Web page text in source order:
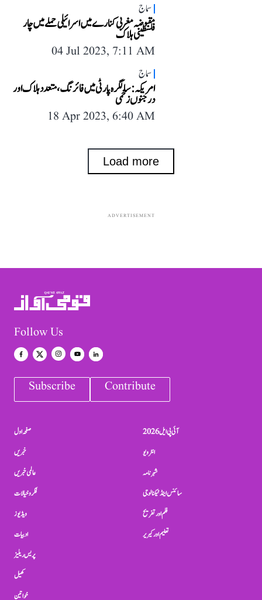
سماج
مقبوضہ مغربی کنارے میں اسرائیلی حملے میں چار
فلسطینی ہلاک
04 Jul 2023, 7:11 AM
سماج
امریکہ: سالگرہ پارٹی میں فائرنگ، متعدد ہلاک اور
درجنوں زخمی
18 Apr 2023, 6:40 AM
Load more
ADVERTISEMENT
Follow Us
Subscribe Contribute
صفحہ اول
خبریں
عالمی خبریں
فکر و خیالات
ویڈیوز
ادبیات
پریس ریلیز
کھیل
خواتین
آئی پی ایل 2026
انٹرویو
شہرنامہ
سائنس اینڈ ٹیکنالوجی
فلم اور تفریح
تعلیم اور کیریر